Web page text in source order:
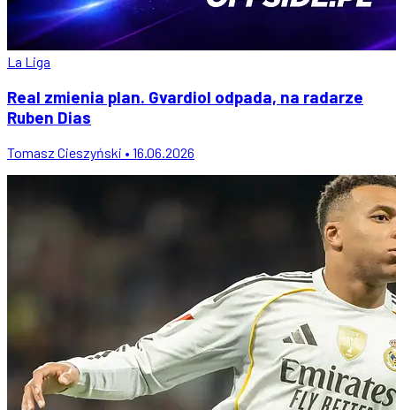
La Liga
Real zmienia plan. Gvardiol odpada, na radarze
Ruben Dias
Tomasz Cieszyński • 16.06.2026